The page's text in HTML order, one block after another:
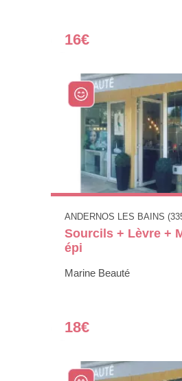
16€
ANDERNOS LES BAINS
Sourcils + Lèvre +
épi
Marine Beauté
18€